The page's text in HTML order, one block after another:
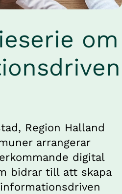
om
Region Halland
arrangerar
digital
bidrar till att skapa